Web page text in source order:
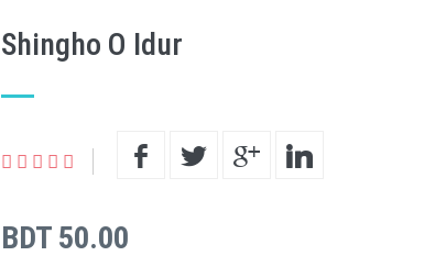
Shingho O Idur
BDT 50.00